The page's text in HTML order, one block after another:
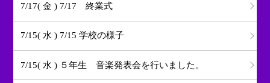
7/17( 金 ) 7/17 終業式
7/15( 水 ) 7/15 学校の様子
7/15( 水 ) ５年生 音楽発表会を行いました。